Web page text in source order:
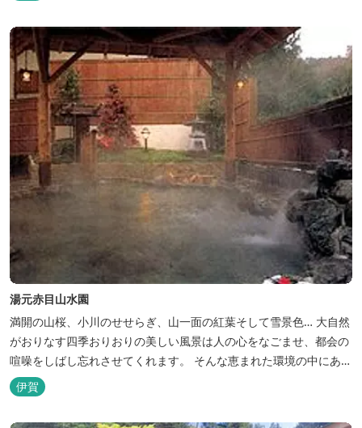
湯元赤目山水園
満開の山桜、小川のせせらぎ、山一面の紅葉そして雪景色… 大自然
がおりなす四季おりおりの美しい風景は人の心をなごませ、都会の
喧噪をしばし忘れさせてくれます。 そんな恵まれた環境の中にあ
る、純和風造りの閑静なたたずまい …それが赤目山水園です。 ま
た、赤目山水園の園内からこんこんと湧き出る天然温泉「赤目温泉
山の湯」は、肌にやさしい美人と健康の湯として大勢のお客様に喜
伊賀